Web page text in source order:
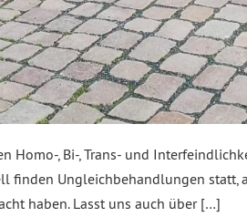
Homo-, Bi-, Trans- und
finden Ungleichbehandlungen
haben. Lasst uns auch über […]